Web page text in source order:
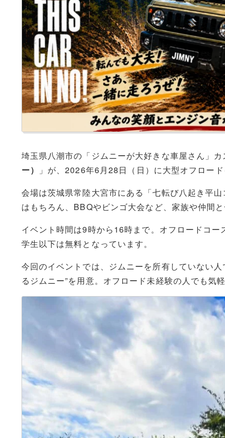
埼玉県八潮市の「ジムニーが大好きな車屋さん」
ー）
」が、2026年6月28日（日）に大型オフロード
会場は茨城県常陸大宮市にある「七転び八起き平
はもちろん、BBQやビンゴ大会など、家族や仲間
イベント時間は9時から16時まで。オフロードコ
学生以下は無料となっています。
今回のイベントでは、ジムニーを所有していない
るジムニー”を用意。オフロード未経験の人でも気